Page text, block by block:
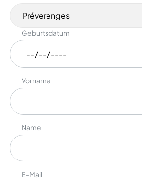
Préverenges
Geburtsdatum
Vorname
Name
E-Mail